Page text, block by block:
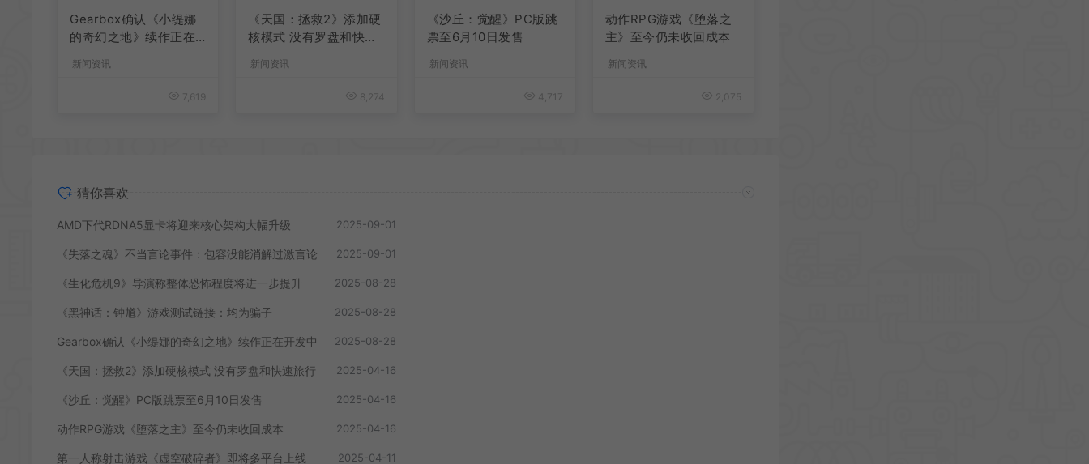
Gearbox确认《小缇娜
的奇幻之地》续作正在
新闻资讯
7,619
《天国：拯救2》添加硬
核模式 没有罗盘和快速
新闻资讯
8,274
《沙丘：觉醒》PC版跳
票至6月10日发售
新闻资讯
4,717
动作RPG游戏《堕落之
主》至今仍未收回成本
新闻资讯
2,075
猜你喜欢
AMD下代RDNA5显卡将迎来核心架构大幅升级 2025-09-01
《失落之魂》不当言论事件：包容没能消解过激言论 2025-09-01
《生化危机9》导演称整体恐怖程度将进一步提升 2025-08-28
《黑神话：钟馗》游戏测试链接：均为骗子 2025-08-28
Gearbox确认《小缇娜的奇幻之地》续作正在开发中 2025-08-28
《天国：拯救2》添加硬核模式 没有罗盘和快速旅行 2025-04-16
《沙丘：觉醒》PC版跳票至6月10日发售 2025-04-16
动作RPG游戏《堕落之主》至今仍未收回成本 2025-04-16
第一人称射击游戏《虚空破碎者》即将多平台上线 2025-04-11